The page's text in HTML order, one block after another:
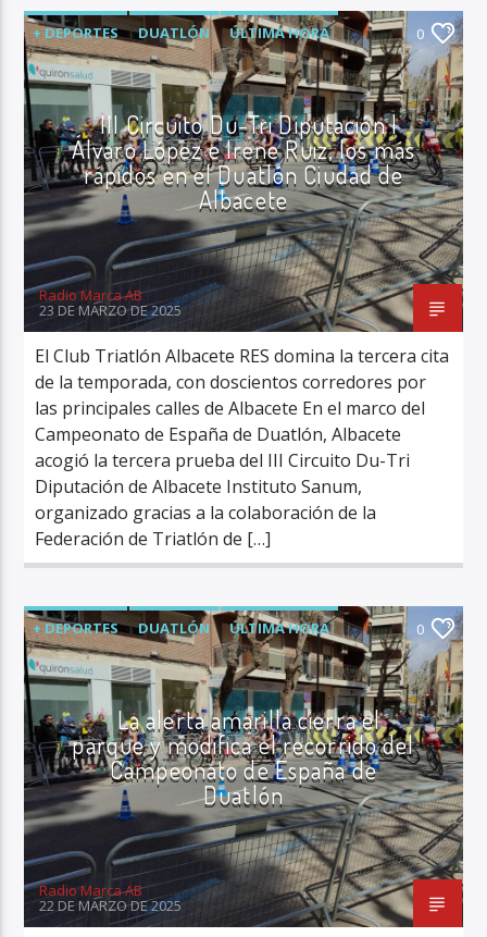
+ DEPORTES DUATLÓN ÚLTIMA HORA 0
III Circuito Du-Tri Diputación |
Álvaro López e Irene Ruiz, los más
rápidos en el Duatlón Ciudad de
Albacete
Radio Marca AB
23 DE MARZO DE 2025
El Club Triatlón Albacete RES domina la tercera cita
de la temporada, con doscientos corredores por
las principales calles de Albacete En el marco del
Campeonato de España de Duatlón, Albacete
acogió la tercera prueba del III Circuito Du-Tri
Diputación de Albacete Instituto Sanum,
organizado gracias a la colaboración de la
Federación de Triatlón de […]
+ DEPORTES DUATLÓN ÚLTIMA HORA 0
La alerta amarilla cierra el
parque y modifica el recorrido del
Campeonato de España de
Duatlón
Radio Marca AB
22 DE MARZO DE 2025